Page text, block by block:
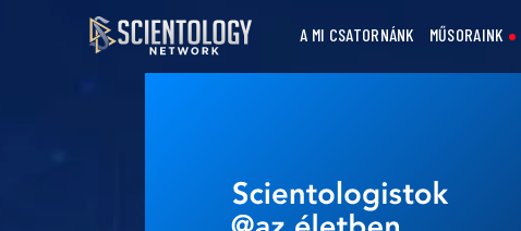
A MI CSATORNÁNK MŰSORAINK